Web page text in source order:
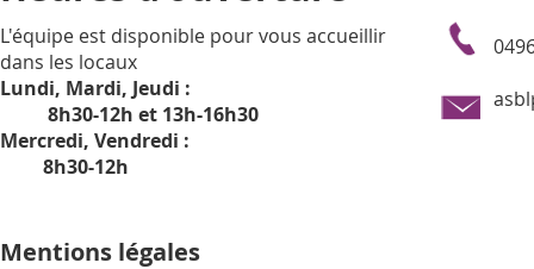
L'équipe est disponible pour vous accueillir
dans les locaux
Lundi, Mardi, Jeudi :
8h30-12h et 13h-16h30
Mercredi, Vendredi :
8h30-12h
Mentions légales